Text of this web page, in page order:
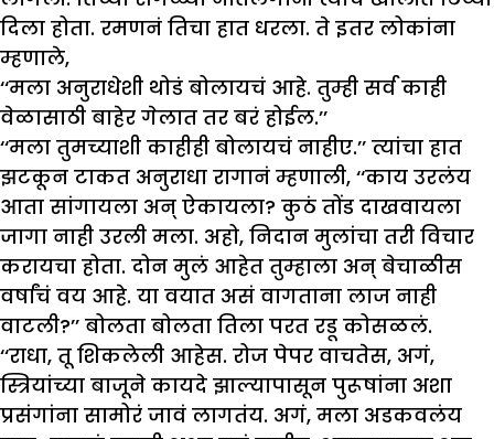
दिला होता. रमणनं तिचा हात धरला. ते इतर लोकांना
म्हणाले,
‘‘मला अनुराधेशी थोडं बोलायचं आहे. तुम्ही सर्व काही
वेळासाठी बाहेर गेलात तर बरं होईल.’’
‘‘मला तुमच्याशी काहीही बोलायचं नाहीए.’’ त्यांचा हात
झटकून टाकत अनुराधा रागानं म्हणाली, ‘‘काय उरलंय
आता सांगायला अन् ऐकायला? कुठं तोंड दाखवायला
जागा नाही उरली मला. अहो, निदान मुलांचा तरी विचार
करायचा होता. दोन मुलं आहेत तुम्हाला अन् बेचाळीस
वर्षांचं वय आहे. या वयात असं वागताना लाज नाही
वाटली?’’ बोलता बोलता तिला परत रडू कोसळलं.
‘‘राधा, तू शिकलेली आहेस. रोज पेपर वाचतेस, अगं,
स्त्रियांच्या बाजूने कायदे झाल्यापासून पुरूषांना अशा
प्रसंगांना सामोरं जावं लागतंय. अगं, मला अडकवलंय